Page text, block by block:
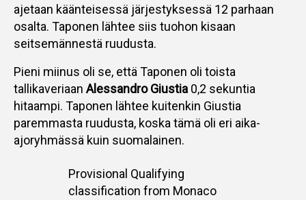
ajetaan käänteisessä järjestyksessä 12 parhaan
osalta. Taponen lähtee siis tuohon kisaan
seitsemännestä ruudusta.
Pieni miinus oli se, että Taponen oli toista
tallikaveriaan Alessandro Giustia 0,2 sekuntia
hitaampi. Taponen lähtee kuitenkin Giustia
paremmasta ruudusta, koska tämä oli eri aika-
ajoryhmässä kuin suomalainen.
Provisional Qualifying
classification from Monaco